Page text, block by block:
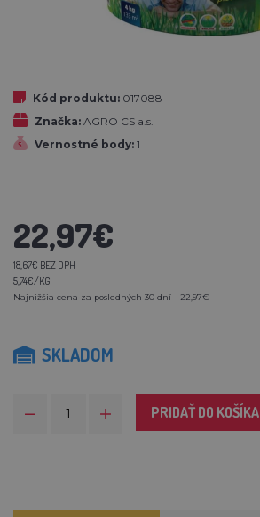
Kód produktu: 017088
Značka: AGRO CS a.s.
Vernostné body: 1
22,97€
18,67€ BEZ DPH
5,74€/KG
Najnižšia cena za posledných 30 dní - 22,97€
SKLADOM
PRIDAŤ DO KOŠÍKA